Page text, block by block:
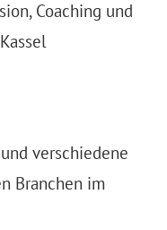
Coaching und
verschiedene
Branchen im